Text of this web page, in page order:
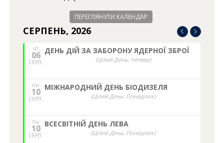
ПЕРЕГЛЯНУТИ КАЛЕНДАР
СЕРПЕНЬ, 2026
ЧТ.
06
СЕРП.
ДЕНЬ ДІЙ ЗА ЗАБОРОНУ ЯДЕРНОЇ ЗБРОЇ
(Цілий День: Четвер)
ПН.
10
СЕРП.
МІЖНАРОДНИЙ ДЕНЬ БІОДИЗЕЛЯ
(Цілий День: Понеділок)
ПН.
10
СЕРП.
ВСЕСВІТНІЙ ДЕНЬ ЛЕВА
(Цілий День: Понеділок)